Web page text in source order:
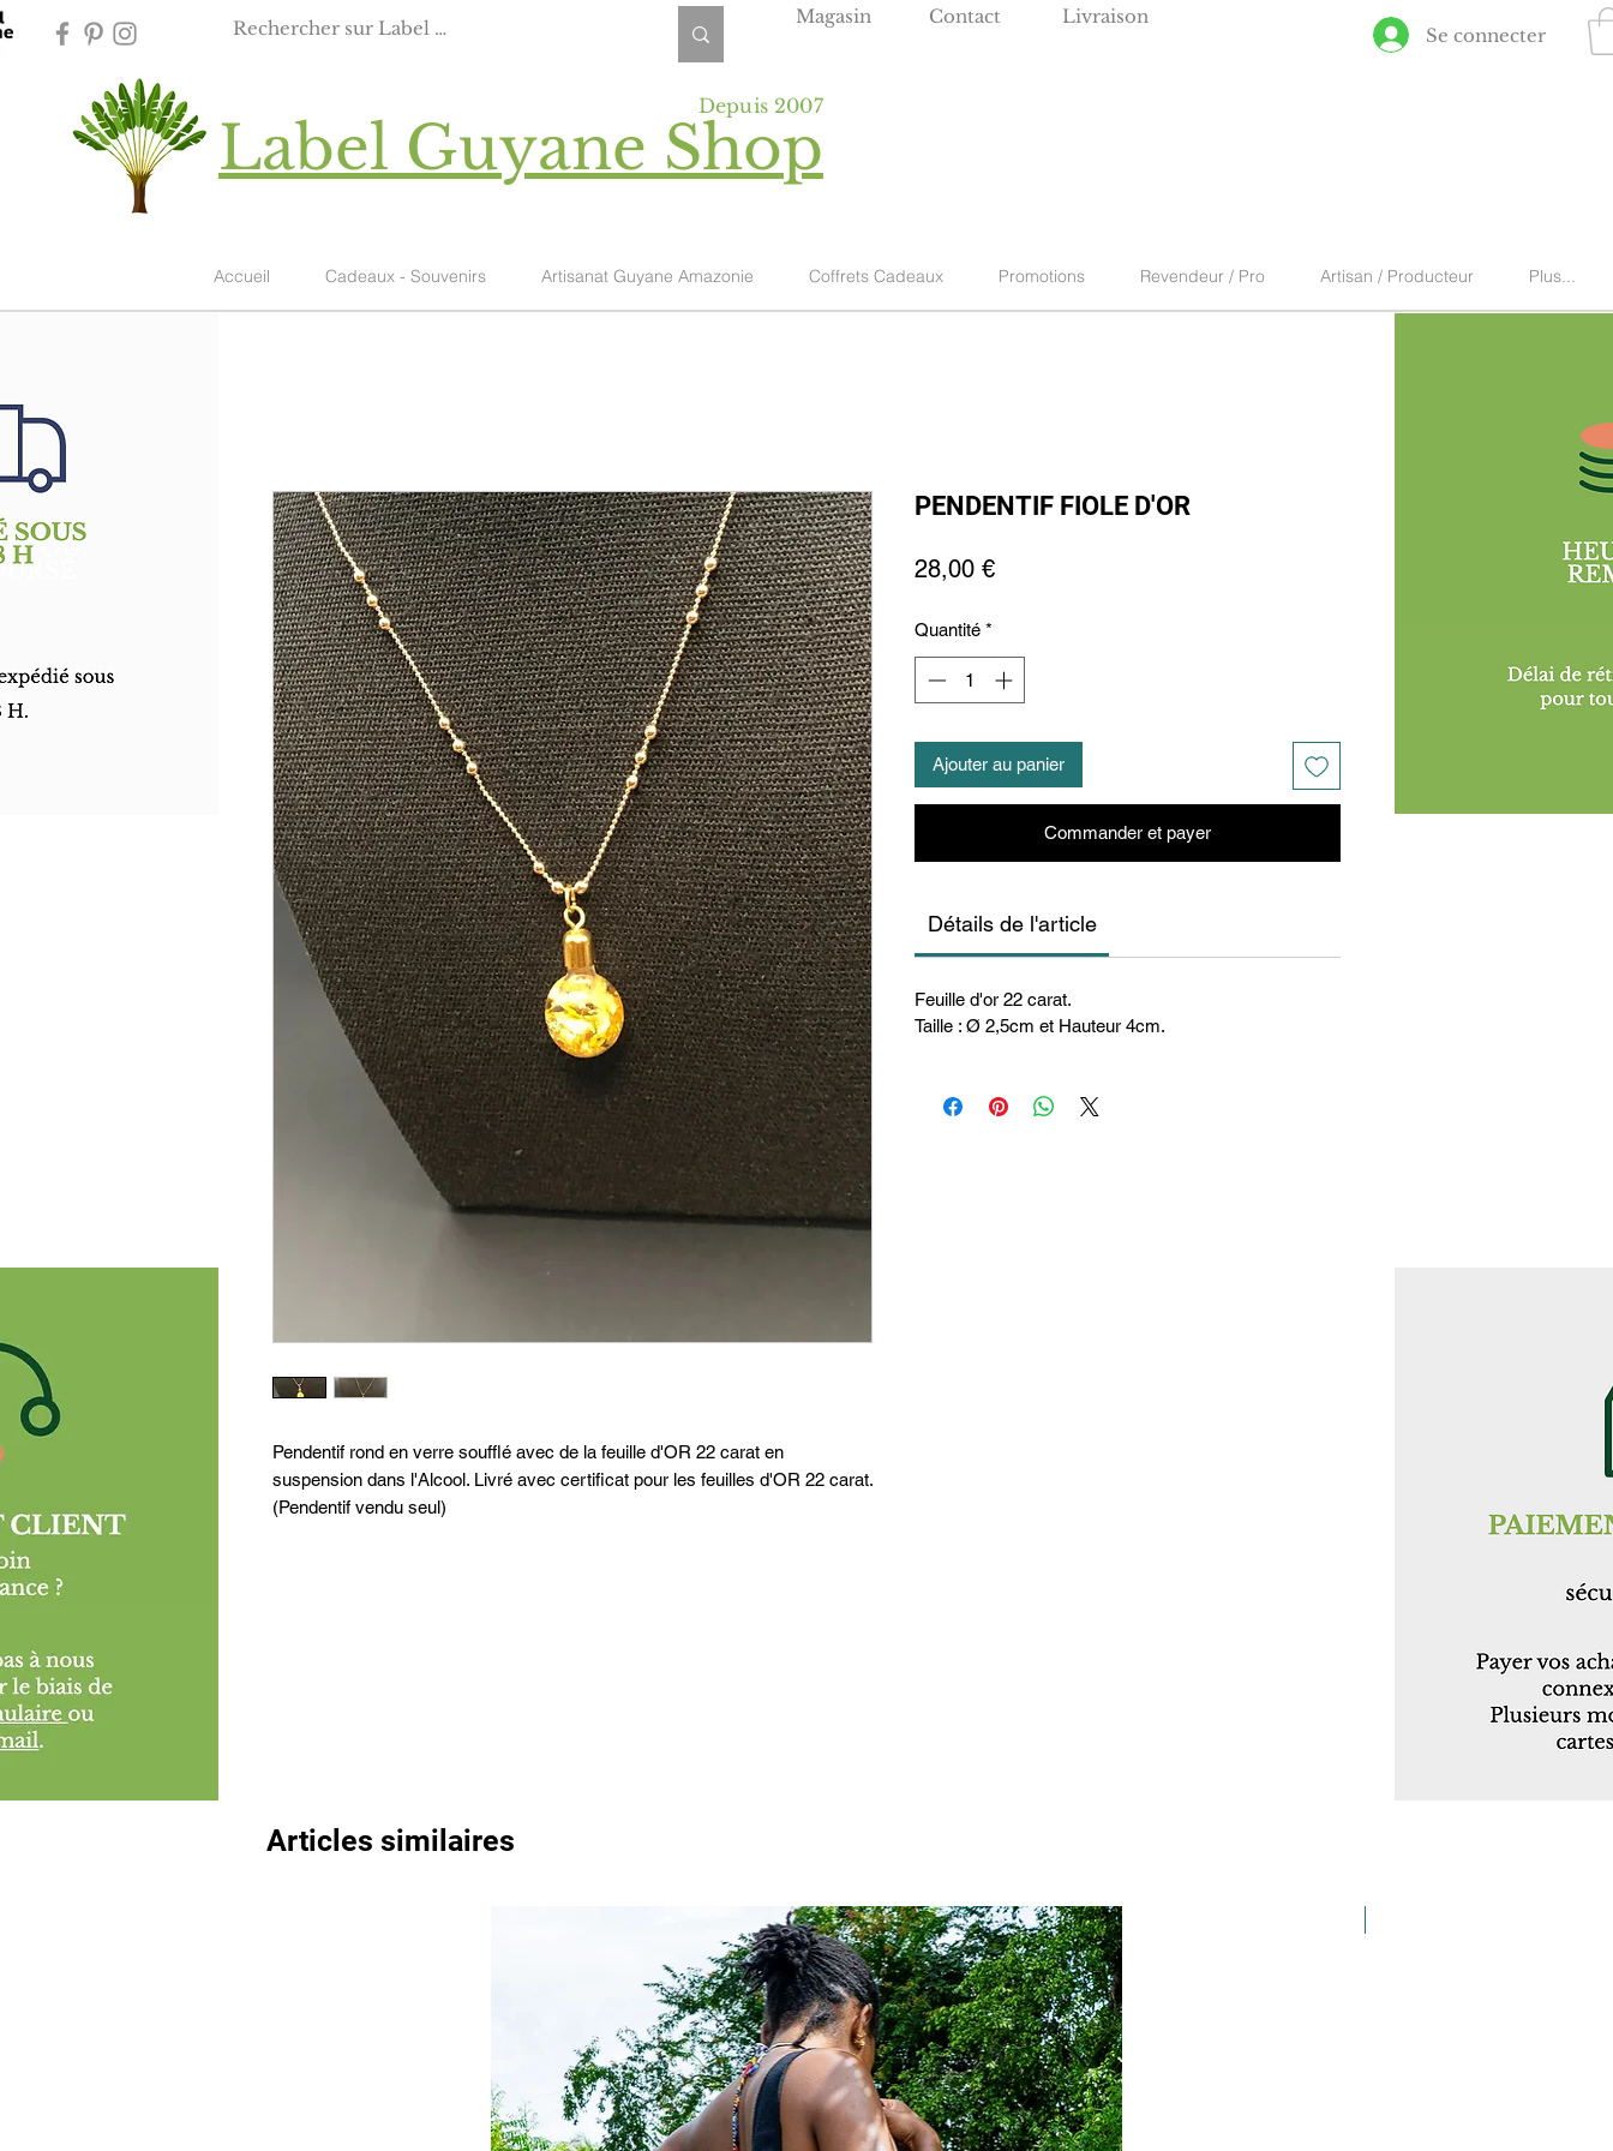
Magasin Contact
Livraison
Se connecter
Label Guyane Shop
Depuis 2007
Accueil Cadeaux - Souvenirs Artisanat Guyane Amazonie Coffrets Cadeaux Promotions Revendeur / Pro Artisan / Producteur Plus...
Pendentif rond en verre soufflé avec de la feuille d'OR 22 carat en
suspension dans l'Alcool. Livré avec certificat pour les feuilles d'OR 22 carat.
(Pendentif vendu seul)
PENDENTIF FIOLE D'OR
28,00 €Prix
Quantité *
Ajouter au panier
Commander et payer
Détails de l'article
Feuille d'or 22 carat.
Taille : Ø 2,5cm et Hauteur 4cm.
Articles similaires